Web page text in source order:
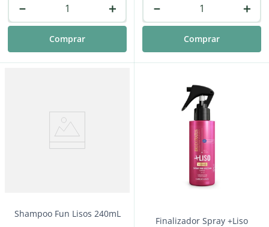
＋
－
Comprar
＋
－
Comprar
Shampoo Fun Lisos 240mL
Finalizador Spray +Liso